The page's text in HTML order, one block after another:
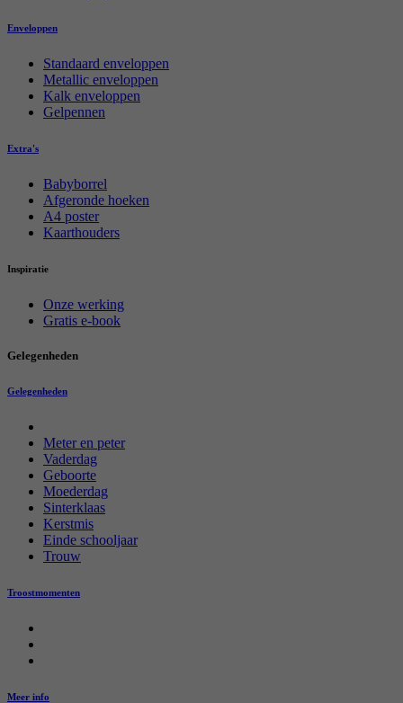
Enveloppen
Standaard enveloppen
Metallic enveloppen
Kalk enveloppen
Gelpennen
Extra's
Babyborrel
Afgeronde hoeken
A4 poster
Kaarthouders
Inspiratie
Onze werking
Gratis e-book
Gelegenheden
Gelegenheden
Meter en peter
Vaderdag
Geboorte
Moederdag
Sinterklaas
Kerstmis
Einde schooljaar
Trouw
Troostmomenten
Meer info